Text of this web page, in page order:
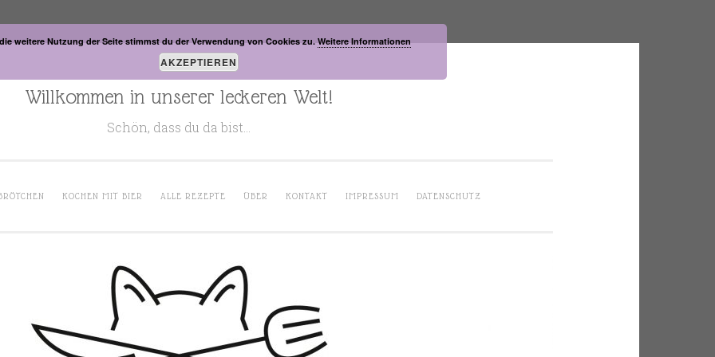
Willkommen in unserer leckeren Welt!
Schön, dass du da bist…
KOCHEN MIT BIER ALLE REZEPTE ÜBER KONTAKT IMPRESSUM DATENSCHUTZ
weitere Nutzung der Seite stimmst du der Verwendung von Cookies zu. Weitere Informationen
AKZEPTIEREN